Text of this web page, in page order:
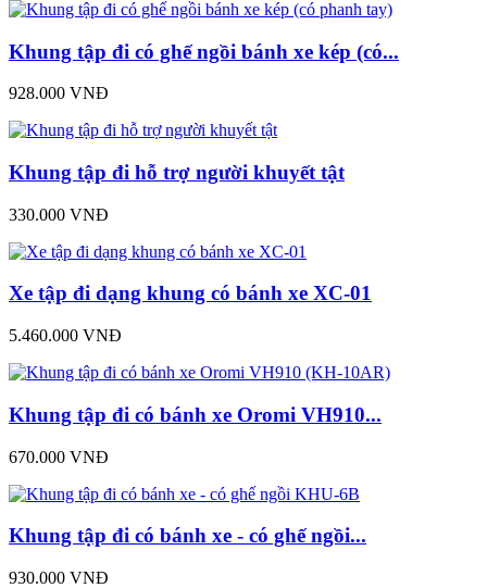
Khung tập đi có ghế ngồi bánh xe kép (có...
928.000 VNĐ
Khung tập đi hỗ trợ người khuyết tật
330.000 VNĐ
Xe tập đi dạng khung có bánh xe XC-01
5.460.000 VNĐ
Khung tập đi có bánh xe Oromi VH910...
670.000 VNĐ
Khung tập đi có bánh xe - có ghế ngồi...
930.000 VNĐ